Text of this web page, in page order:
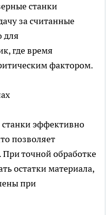
станки
за считанные
для
где время
фактором.
эффективно
позволяет
точной обработке
остатки материала,
при